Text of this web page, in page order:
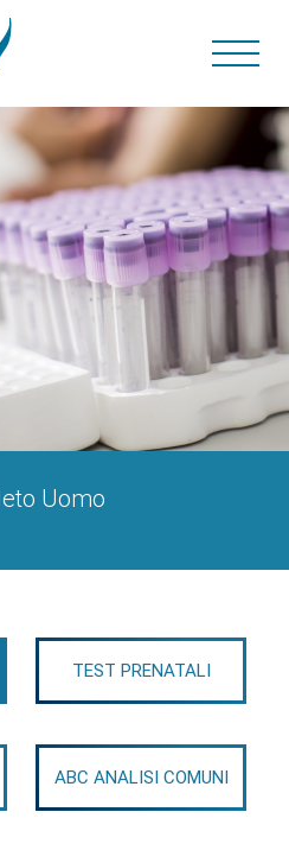
Uomo
TEST PRENATALI
ABC ANALISI COMUNI